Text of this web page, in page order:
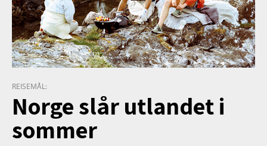
REISEMÅL:
Norge slår utlandet i
sommer